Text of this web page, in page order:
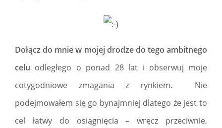
Dołącz do mnie w mojej drodze do tego ambitnego
celu odległego o ponad 28 lat i obserwuj moje
cotygodniowe zmagania z rynkiem. Nie
podejmowałem się go bynajmniej dlatego że jest to
cel łatwy do osiągnięcia – wręcz przeciwnie,